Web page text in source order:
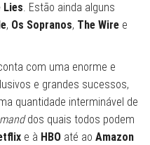
Lies. Estão ainda alguns
, Os Sopranos, The Wire e
com uma enorme e
e grandes sucessos,
quantidade interminável de
dos quais todos podem
e à HBO até ao Amazon